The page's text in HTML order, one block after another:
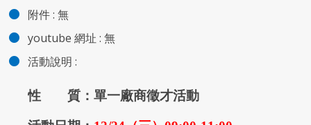
附件: 無
youtube 網址 : 無
活動說明 :
性 質：單一廠商徵才活動